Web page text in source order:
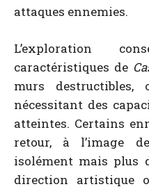
attaques ennemies.
L’exploration
caractéristiques de
murs destructibles,
nécessitant des
atteintes. Certains
retour, à l’image
isolément mais plus
direction artistique